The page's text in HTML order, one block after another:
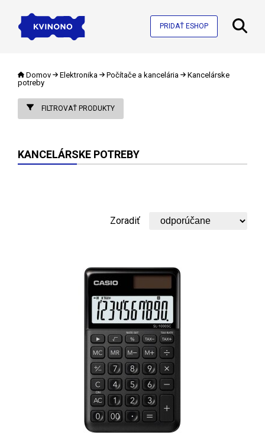
PRIDAŤ ESHOP
Domov Elektronika Počítače a kancelária
Kancelárske
potreby
FILTROVAŤ PRODUKTY
KANCELÁRSKE POTREBY
Zoradiť